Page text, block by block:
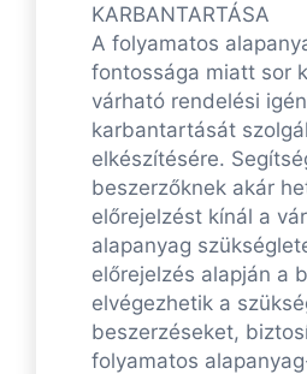
KARBANTARTÁSA
A folyamatos
fontossága miatt sor
várható rendelési
karbantartását
elkészítésére.
beszerzőknek akár
előrejelzést kínál a
alapanyag
előrejelzés alapján a
elvégezhetik a
beszerzéseket,
folyamatos